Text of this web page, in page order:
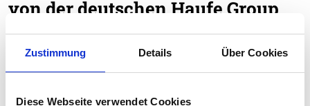
Zustimmung Details Über Cookies
Diese Webseite verwendet Cookies
von der deutschen Haufe Group
Mit der Akquisition will der Schweizer ERP-
Marktführer Abacus sein Angebot im Bereich
nach Deutschland und Österreich expandieren.